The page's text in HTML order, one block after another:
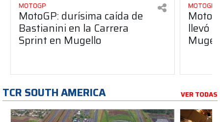
MOTOGP
MotoGP: durísima caída de
Bastianini en la Carrera
Sprint en Mugello
MOTOGP
llevó
TCR SOUTH AMERICA VER TODAS